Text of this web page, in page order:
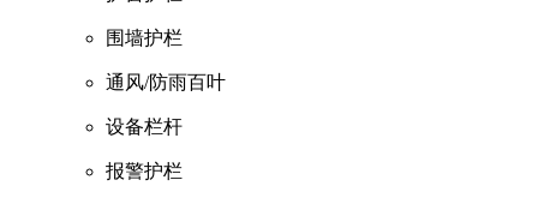
围墙护栏
通风/防雨百叶
设备栏杆
报警护栏